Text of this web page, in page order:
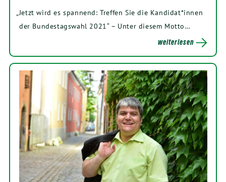
„Jetzt wird es span­nend: Tref­fen Sie die Kandidat*innen
der Bun­des­tags­wahl 2021“ – Unter die­sem Motto…
weiterlesen